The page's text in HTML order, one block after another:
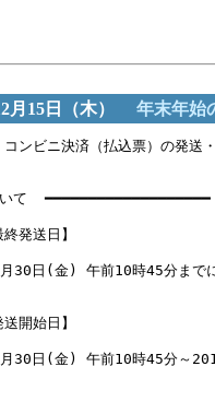
月15日（木） 年末年始
コンビニ決済（払込票）の発
いて  ━━━━━━━━━━━━━━━━━━━
終発送日】
30日(金) 午前10時45分まで
送開始日】
30日(金) 午前10時45分～